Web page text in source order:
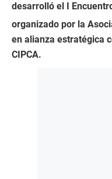
desarrolló el I
organizado por la
en alianza estratégica
CIPCA.